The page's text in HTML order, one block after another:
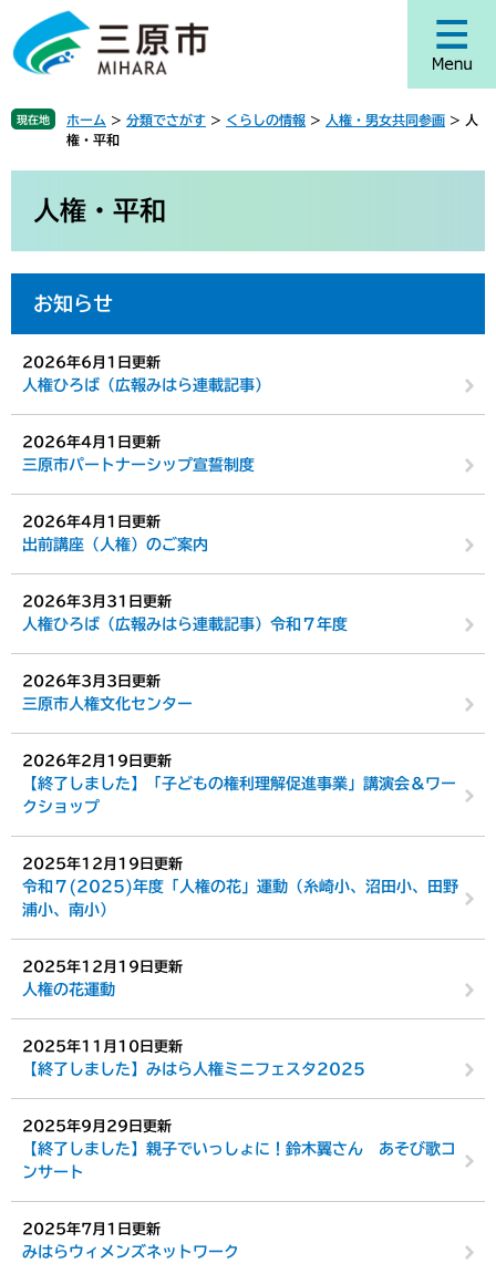
ジ
頭
す
ュ
飛
し
現在地 ホーム > 分類でさがす > くらしの情報 > 人権・男女共同参画 >
人
権・平和
人権・平和
お知らせ
2026年6月1日更新
人権ひろば（広報みはら連載記事）
2026年4月1日更新
三原市パートナーシップ宣誓制度
2026年4月1日更新
出前講座（人権）のご案内
2026年3月31日更新
人権ひろば（広報みはら連載記事）令和７年度
2026年3月3日更新
三原市人権文化センター
2026年2月19日更新
【終了しました】「子どもの権利理解促進事業」講演会＆ワー
クショップ
2025年12月19日更新
令和７(2025)年度「人権の花」運動（糸崎小、沼田小、田野
浦小、南小）
2025年12月19日更新
人権の花運動
2025年11月10日更新
【終了しました】みはら人権ミニフェスタ2025
2025年9月29日更新
【終了しました】親子でいっしょに！鈴木翼さん あそび歌コ
ンサート
2025年7月1日更新
みはらウィメンズネットワーク